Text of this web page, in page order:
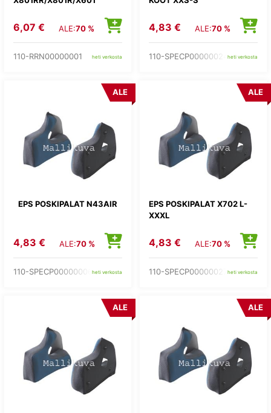
6,07 € ALE:70 %
110-RRN00000001 heti verkosta
4,83 € ALE:70 %
110-SPECP00000024heti verkosta
EPS POSKIPALAT N43AIR
ALE
4,83 € ALE:70 %
110-SPECP00000006heti verkosta
EPS POSKIPALAT X702 L-
XXXL
ALE
4,83 € ALE:70 %
110-SPECP00000027 heti verkosta
ALE ALE